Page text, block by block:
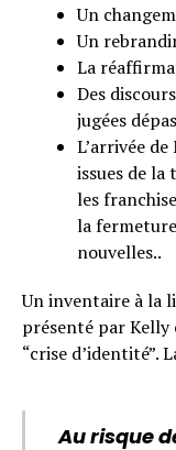
Un
Un
La
Des
jugées
L’arrivée
issues de la
les
la
nouvelles..
Un inventaire à la
présenté par Kelly
“crise d’identité”.
Au risque